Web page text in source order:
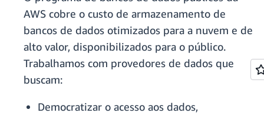
AWS cobre o custo de armazenamento de
bancos de dados otimizados para a nuvem e de
alto valor, disponibilizados para o público.
Trabalhamos com provedores de dados que
buscam:
Democratizar o acesso aos dados,